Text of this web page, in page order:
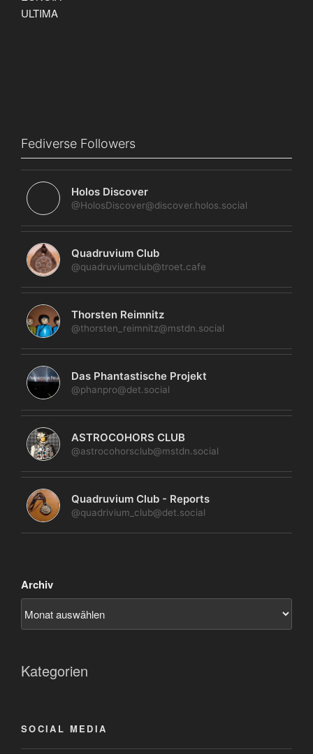
Fediverse Followers
Holos Discover
@HolosDiscover@discover.holos.social
Quadruvium Club
@quadruviumclub@troet.cafe
Thorsten Reimnitz
@thorsten_reimnitz@mstdn.social
Das Phantastische Projekt
@phanpro@det.social
ASTROCOHORS CLUB
@astrocohorsclub@mstdn.social
Quadruvium Club - Reports
@quadrivium_club@det.social
Archiv
Kategorien
SOCIAL MEDIA